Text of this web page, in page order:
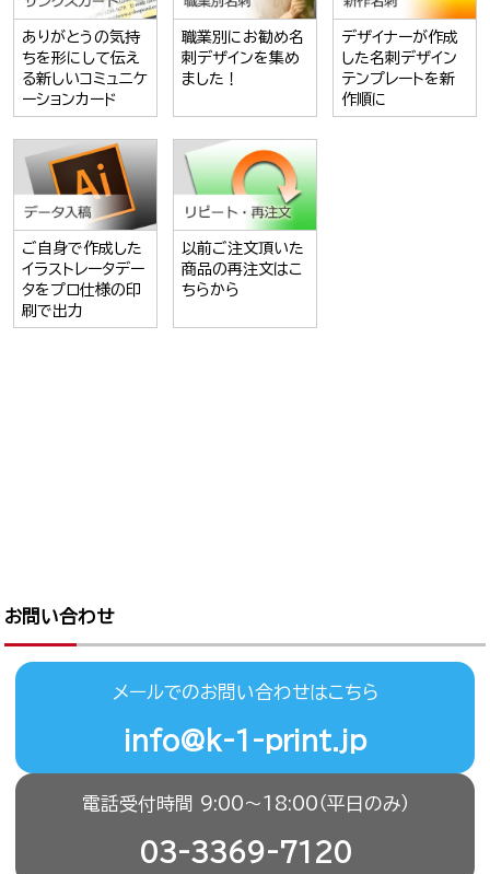
ありがとうの気持
ちを形にして伝え
る新しいコミュニケ
ーションカード
職業別にお勧め名
刺デザインを集め
ました！
デザイナーが作成
した名刺デザイン
テンプレートを新
作順に
ご自身で作成した
イラストレータデー
タをプロ仕様の印
刷で出力
以前ご注文頂いた
商品の再注文はこ
ちらから
お問い合わせ
メールでのお問い合わせはこちら
info@k-1-print.jp
電話受付時間 9:00〜18:00（平日のみ）
03-3369-7120